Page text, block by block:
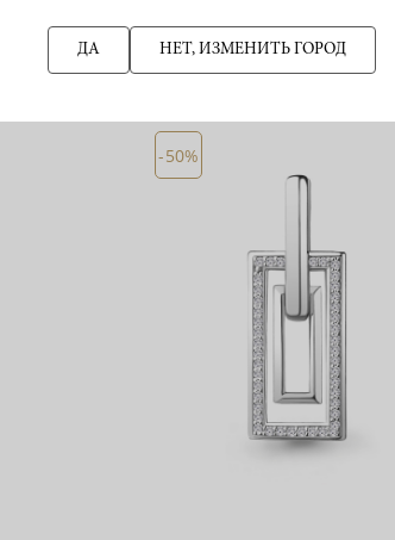
НАЗАД Главная страница
-50%
ДА НЕТ, ИЗМЕНИТЬ ГОРОД